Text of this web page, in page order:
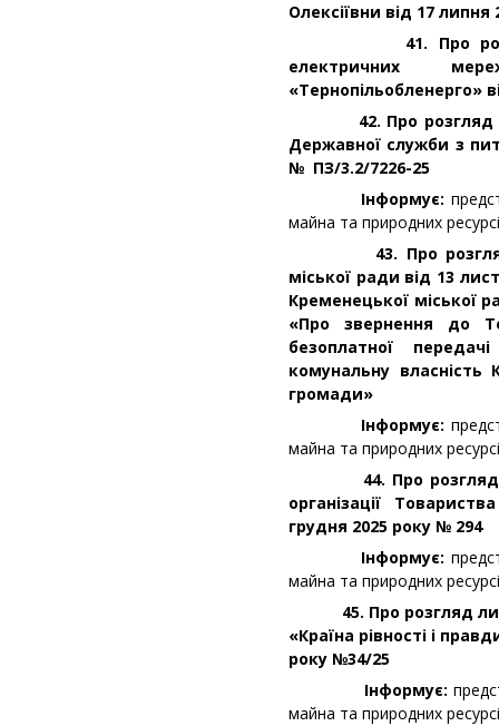
Олексіївни від 17 липня
41. Про розгляд
електричних
«Тернопільобленерго»
42. Про розгляд
Державної служби з
№ ПЗ/3.2/7226-25
Інформує:
майна та природних
43. Про розгляд
міської ради від 13
Кременецької міської
«Про звернення до
безоплатної
комунальну власність
громади»
Інформує:
майна та природних
44. Про розгляд
організації
грудня 2025 року № 294
Інформує:
майна та природних
45. Про розгляд
«Країна рівності і
року №34/25
Інформує:
майна та природних